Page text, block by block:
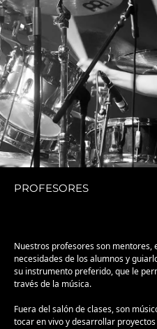
PROFESORES
Nuestros profesores son mentores,
necesidades de los alumnos y
su instrumento preferido, que le
través de la música.
Fuera del salón de clases, son
tocar en vivo y desarrollar